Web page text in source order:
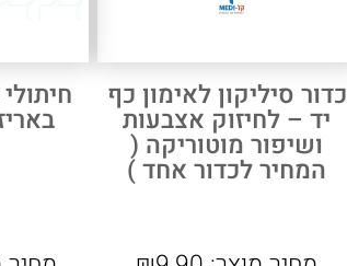
כדור סיליקון לאימון כף
יד – לחיזוק אצבעות
ושיפור מוטוריקה (
המחיר לכדור אחד )
באריזה